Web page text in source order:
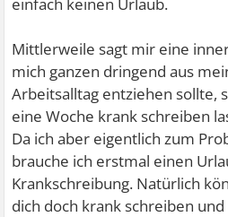
Mittlerweile sagt mir eine
mich ganzen dringend aus
Arbeitsalltag entziehen sollte,
eine Woche krank schreiben
Da ich aber eigentlich zum
brauche ich erstmal einen
Krankschreibung. Natürlich
dich doch krank schreiben